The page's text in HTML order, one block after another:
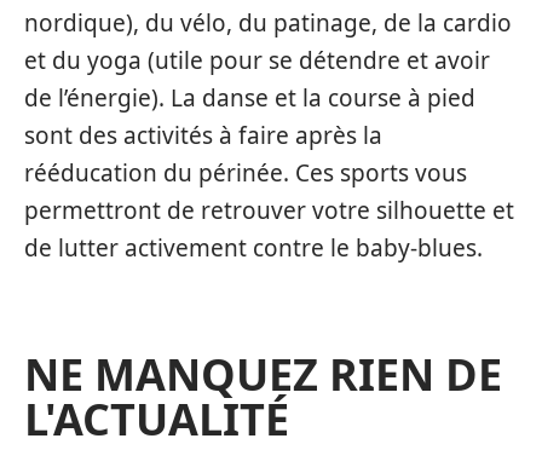
nordique), du vélo, du patinage, de la cardio
et du yoga (utile pour se détendre et avoir
de l’énergie). La danse et la course à pied
sont des activités à faire après la
rééducation du périnée. Ces sports vous
permettront de retrouver votre silhouette et
de lutter activement contre le baby-blues.
NE MANQUEZ RIEN DE
L'ACTUALITÉ